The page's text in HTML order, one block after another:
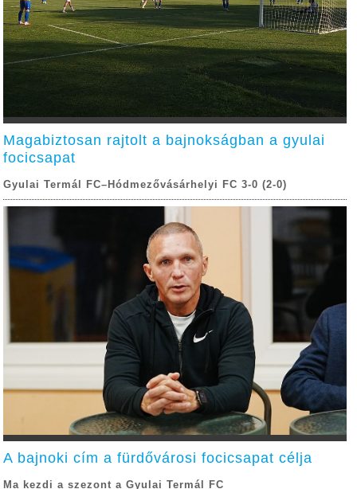
Magabiztosan rajtolt a bajnokságban a gyulai
focicsapat
Gyulai Termál FC–Hódmezővásárhelyi FC 3-0 (2-0)
A bajnoki cím a fürdővárosi focicsapat célja
Ma kezdi a szezont a Gyulai Termál FC